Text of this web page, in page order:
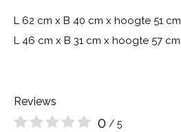
L 62 cm x B 40 cm x hoogte 51 cm
L 46 cm x B 31 cm x hoogte 57 cm
Reviews
0 / 5